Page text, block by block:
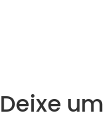
Deixe